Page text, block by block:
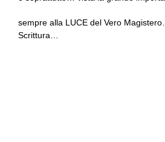
sempre alla LUCE del Vero
Scrittura…